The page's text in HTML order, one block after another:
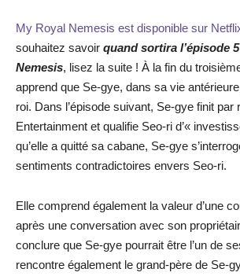
My Royal Nemesis est disponible sur
souhaitez savoir quand sortira l’épisode
Nemesis, lisez la suite ! À la fin du
apprend que Se-gye, dans sa vie
roi. Dans l’épisode suivant, Se-gye finit par
Entertainment et qualifie Seo-ri d’«
qu’elle a quitté sa cabane, Se-gye
sentiments contradictoires envers Seo-ri.
Elle comprend également la valeur d’une
après une conversation avec son
conclure que Se-gye pourrait être l’un de
rencontre également le grand-père de Se-